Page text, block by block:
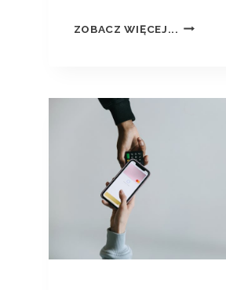
ZOBACZ WIĘCEJ...